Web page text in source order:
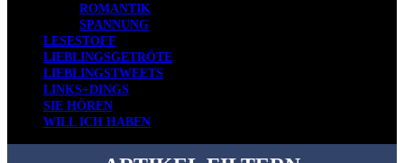
ROMANTIK
SPANNUNG
LESESTOFF
LIEBLINGSGETRÖTE
LIEBLINGSTWEETS
LINKS+DINGS
SIE HÖREN
WILL ICH HABEN